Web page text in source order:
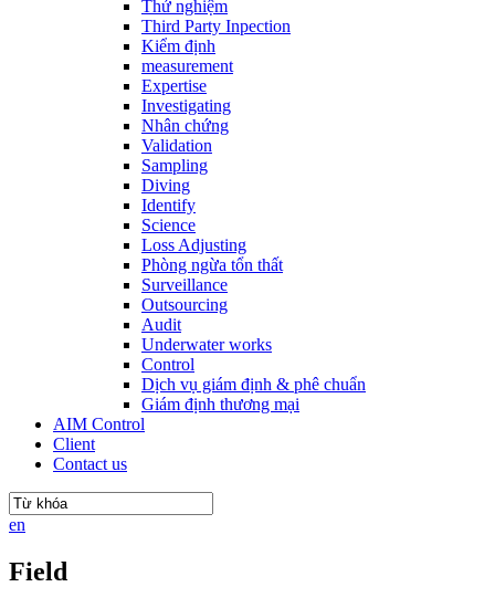
Thử nghiệm
Third Party Inpection
Kiểm định
measurement
Expertise
Investigating
Nhân chứng
Validation
Sampling
Diving
Identify
Science
Loss Adjusting
Phòng ngừa tổn thất
Surveillance
Outsourcing
Audit
Underwater works
Control
Dịch vụ giám định & phê chuẩn
Giám định thương mại
AIM Control
Client
Contact us
en
Field